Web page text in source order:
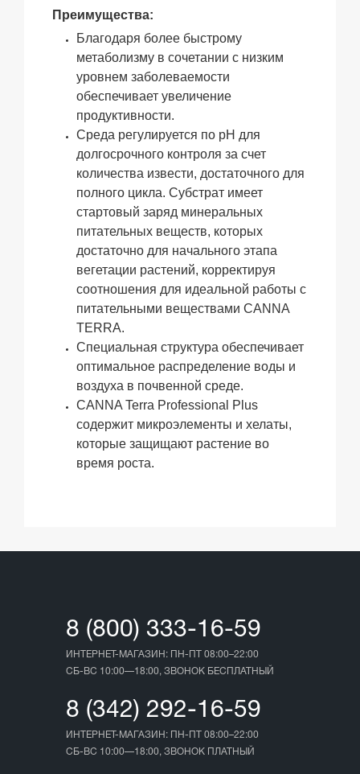
Преимущества:
Благодаря более быстрому
метаболизму в сочетании с низким
уровнем заболеваемости
обеспечивает увеличение
продуктивности.
Среда регулируется по pH для
долгосрочного контроля за счет
количества извести, достаточного для
полного цикла. Субстрат имеет
стартовый заряд минеральных
питательных веществ, которых
достаточно для начального этапа
вегетации растений, корректируя
соотношения для идеальной работы с
питательными веществами CANNA
TERRA.
Специальная структура обеспечивает
оптимальное распределение воды и
воздуха в почвенной среде.
CANNA Terra Professional Plus
содержит микроэлементы и хелаты,
которые защищают растение во
время роста.
8 (800) 333-16-59
ИНТЕРНЕТ-МАГАЗИН: ПН-ПТ 08:00–22:00
СБ-ВС 10:00—18:00, ЗВОНОК БЕСПЛАТНЫЙ
8 (342) 292-16-59
ИНТЕРНЕТ-МАГАЗИН: ПН-ПТ 08:00–22:00
СБ-ВС 10:00—18:00, ЗВОНОК ПЛАТНЫЙ